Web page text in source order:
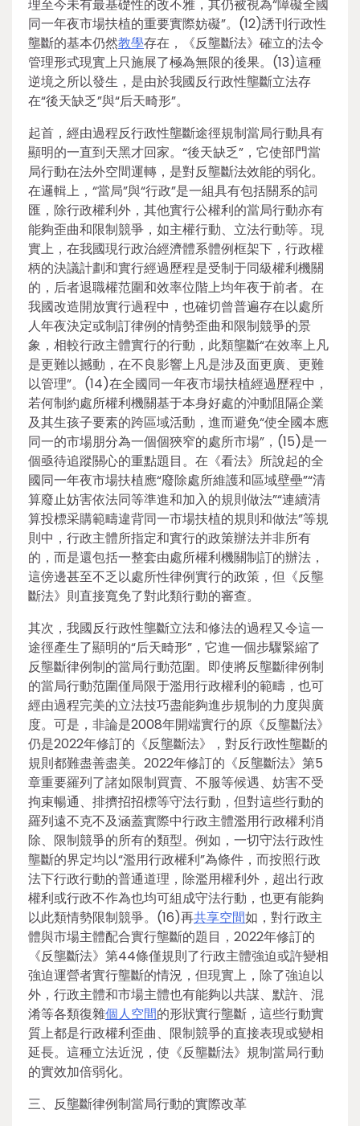
理至今未有最基礎性的改不雅，其仍被視為“障礙全國
同一年夜市場扶植的重要實際妨礙”。(12)誘刊行政性
壟斷的基本仍然教學存在，《反壟斷法》確立的法令
管理形式現實上只施展了極為無限的後果。(13)這種
逆境之所以發生，是由於我國反行政性壟斷立法存
在“後天缺乏”與“后天畸形”。
起首，經由過程反行政性壟斷途徑規制當局行動具有
顯明的一直到天黑才回家。“後天缺乏”，它使部門當
局行動在法外空間運轉，是對反壟斷法效能的弱化。
在邏輯上，“當局”與“行政”是一組具有包括關系的詞
匯，除行政權利外，其他實行公權利的當局行動亦有
能夠歪曲和限制競爭，如主權行動、立法行動等。現
實上，在我國現行政治經濟體系體例框架下，行政權
柄的決議計劃和實行經過歷程是受制于同級權利機關
的，后者退職權范圍和效率位階上均年夜于前者。在
我國改造開放實行過程中，也確切曾普遍存在以處所
人年夜決定或制訂律例的情勢歪曲和限制競爭的景
象，相較行政主體實行的行動，此類壟斷“在效率上凡
是更難以撼動，在不良影響上凡是涉及面更廣、更難
以管理”。(14)在全國同一年夜市場扶植經過歷程中，
若何制約處所權利機關基于本身好處的沖動阻隔企業
及其生孩子要素的跨區域活動，進而避免“使全國本應
同一的市場朋分為一個個狹窄的處所市場”，(15)是一
個亟待追蹤關心的重點題目。在《看法》所說起的全
國同一年夜市場扶植應“廢除處所維護和區域壁壘”“清
算廢止妨害依法同等準進和加入的規則做法”“連續清
算投標采購範疇違背同一市場扶植的規則和做法”等規
則中，行政主體所指定和實行的政策辦法并非所有
的，而是還包括一整套由處所權利機關制訂的辦法，
這傍邊甚至不乏以處所性律例實行的政策，但《反壟
斷法》則直接寬免了對此類行動的審查。
其次，我國反行政性壟斷立法和修法的過程又令這一
途徑產生了顯明的“后天畸形”，它進一個步驟緊縮了
反壟斷律例制的當局行動范圍。即使將反壟斷律例制
的當局行動范圍僅局限于濫用行政權利的範疇，也可
經由過程完美的立法技巧盡能夠進步規制的力度與廣
度。可是，非論是2008年開端實行的原《反壟斷法》
仍是2022年修訂的《反壟斷法》，對反行政性壟斷的
規則都難盡善盡美。2022年修訂的《反壟斷法》第5
章重要羅列了諸如限制買賣、不服等候遇、妨害不受
拘束暢通、排擠招招標等守法行動，但對這些行動的
羅列遠不克不及涵蓋實際中行政主體濫用行政權利消
除、限制競爭的所有的類型。例如，一切守法行政性
壟斷的界定均以“濫用行政權利”為條件，而按照行政
法下行政行動的普通道理，除濫用權利外，超出行政
權利或行政不作為也均可組成守法行動，也更有能夠
以此類情勢限制競爭。(16)再共享空間如，對行政主
體與市場主體配合實行壟斷的題目，2022年修訂的
《反壟斷法》第44條僅規則了行政主體強迫或許變相
強迫運營者實行壟斷的情況，但現實上，除了強迫以
外，行政主體和市場主體也有能夠以共謀、默許、混
淆等各類復雜個人空間的形狀實行壟斷，這些行動實
質上都是行政權利歪曲、限制競爭的直接表現或變相
延長。這種立法近況，使《反壟斷法》規制當局行動
的實效加倍弱化。
三、反壟斷律例制當局行動的實際改革